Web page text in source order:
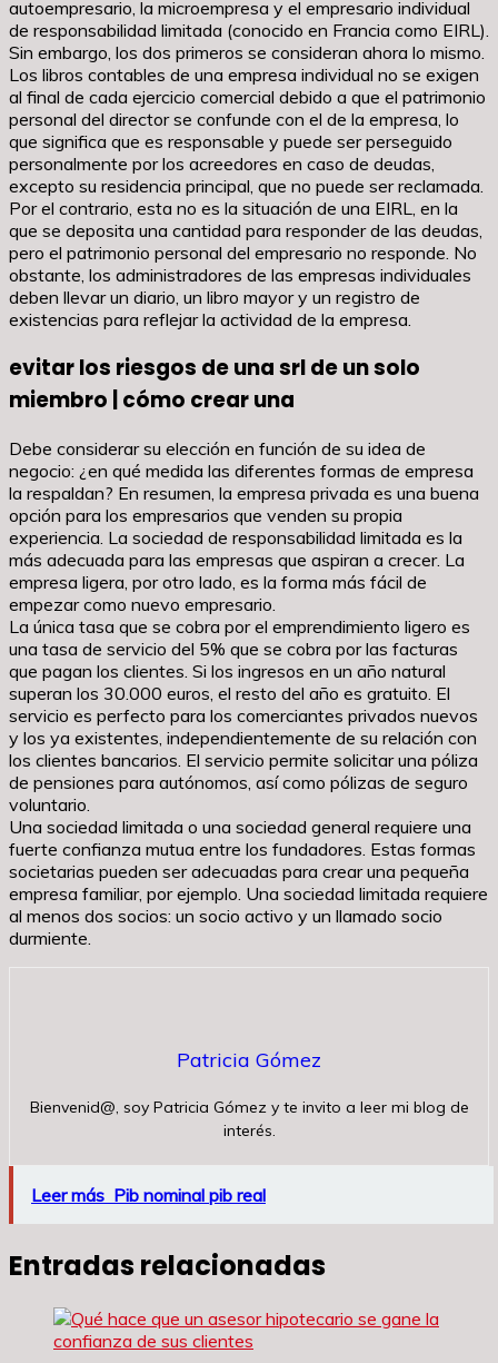
autoempresario, la microempresa y el empresario individual
de responsabilidad limitada (conocido en Francia como EIRL).
Sin embargo, los dos primeros se consideran ahora lo mismo.
Los libros contables de una empresa individual no se exigen
al final de cada ejercicio comercial debido a que el patrimonio
personal del director se confunde con el de la empresa, lo
que significa que es responsable y puede ser perseguido
personalmente por los acreedores en caso de deudas,
excepto su residencia principal, que no puede ser reclamada.
Por el contrario, esta no es la situación de una EIRL, en la
que se deposita una cantidad para responder de las deudas,
pero el patrimonio personal del empresario no responde. No
obstante, los administradores de las empresas individuales
deben llevar un diario, un libro mayor y un registro de
existencias para reflejar la actividad de la empresa.
evitar los riesgos de una srl de un solo
miembro | cómo crear una
Debe considerar su elección en función de su idea de
negocio: ¿en qué medida las diferentes formas de empresa
la respaldan? En resumen, la empresa privada es una buena
opción para los empresarios que venden su propia
experiencia. La sociedad de responsabilidad limitada es la
más adecuada para las empresas que aspiran a crecer. La
empresa ligera, por otro lado, es la forma más fácil de
empezar como nuevo empresario.
La única tasa que se cobra por el emprendimiento ligero es
una tasa de servicio del 5% que se cobra por las facturas
que pagan los clientes. Si los ingresos en un año natural
superan los 30.000 euros, el resto del año es gratuito. El
servicio es perfecto para los comerciantes privados nuevos
y los ya existentes, independientemente de su relación con
los clientes bancarios. El servicio permite solicitar una póliza
de pensiones para autónomos, así como pólizas de seguro
voluntario.
Una sociedad limitada o una sociedad general requiere una
fuerte confianza mutua entre los fundadores. Estas formas
societarias pueden ser adecuadas para crear una pequeña
empresa familiar, por ejemplo. Una sociedad limitada requiere
al menos dos socios: un socio activo y un llamado socio
durmiente.
Patricia Gómez
Bienvenid@, soy Patricia Gómez y te invito a leer mi blog de
interés.
Leer más Pib nominal pib real
Entradas relacionadas